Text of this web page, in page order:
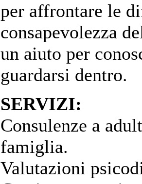
per affrontare le
consapevolezza
un aiuto per
guardarsi dentro.
SERVIZI:
Consulenze a
famiglia.
Valutazioni